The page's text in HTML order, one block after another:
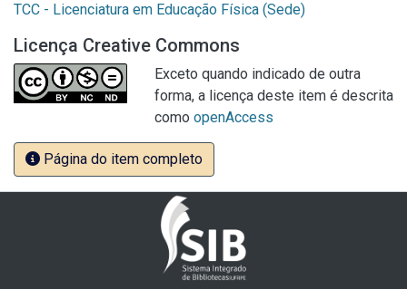
TCC - Licenciatura em Educação Física (Sede)
Licença Creative Commons
Exceto quando indicado de outra
forma, a licença deste item é descrita
como openAccess
Página do item completo